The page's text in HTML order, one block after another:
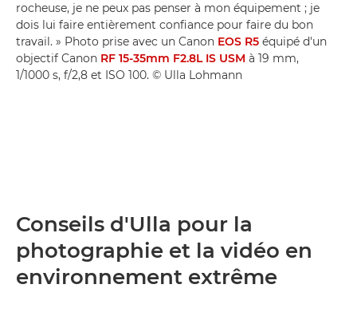
rocheuse, je ne peux pas penser à mon équipement ; je
dois lui faire entièrement confiance pour faire du bon
travail. » Photo prise avec un Canon EOS R5 équipé d'un
objectif Canon RF 15-35mm F2.8L IS USM à 19 mm,
1/1000 s, f/2,8 et ISO 100. © Ulla Lohmann
Conseils d'Ulla pour la
photographie et la vidéo en
environnement extrême